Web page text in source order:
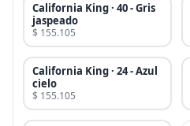
California King · 40 - Gris
jaspeado
$ 155.105
California King · 24 - Azul
cielo
$ 155.105